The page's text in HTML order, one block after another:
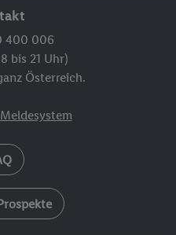
400 006
bis 21 Uhr)
Österreich.